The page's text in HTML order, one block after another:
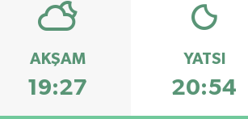
AKŞAM
19:27
YATSI
20:54